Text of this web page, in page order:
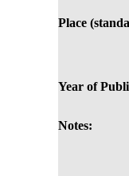
Place
Year of
Notes: